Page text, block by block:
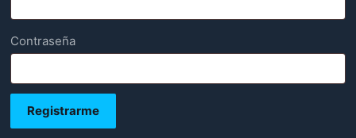
Contraseña
Registrarme